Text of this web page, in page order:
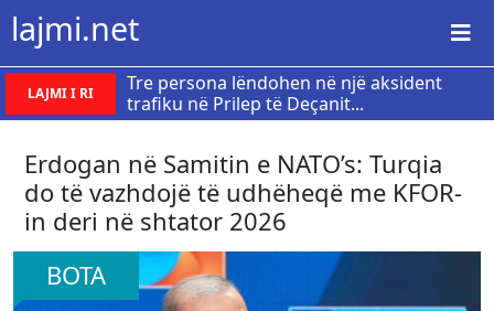
lajmi.net
LAJMI I RI
Tre persona lëndohen në një aksident
trafiku në Prilep të Deçanit...
Erdogan në Samitin e NATO’s: Turqia
do të vazhdojë të udhëheqë me KFOR-
in deri në shtator 2026
BOTA